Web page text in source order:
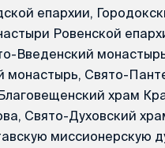
епархии,
Ровенской
Введенский
монастырь, Свято-
храм
Свято-Духовский
миссионерскую